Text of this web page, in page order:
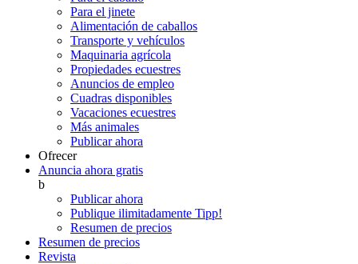
Para el jinete
Alimentación de caballos
Transporte y vehículos
Maquinaria agrícola
Propiedades ecuestres
Anuncios de empleo
Cuadras disponibles
Vacaciones ecuestres
Más animales
Publicar ahora
Ofrecer
Anuncia ahora gratis
b
Publicar ahora
Publique ilimitadamente Tipp!
Resumen de precios
Resumen de precios
Revista